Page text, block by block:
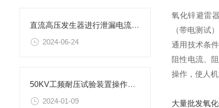
直流高压发生器进行泄漏电流试验试验方法
2024-06-24
50KV工频耐压试验装置操作要点
2024-01-09
氧化锌避雷
（带电测试
通用技术条
阻性电流、
操作，使人
大量批发氧